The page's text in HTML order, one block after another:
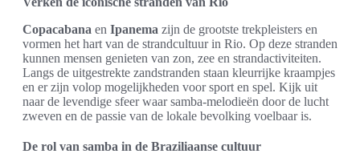
Copacabana en Ipanema zijn de grootste trekpleisters en
vormen het hart van de strandcultuur in Rio. Op deze stranden
kunnen mensen genieten van zon, zee en strandactiviteiten.
Langs de uitgestrekte zandstranden staan kleurrijke kraampjes
en er zijn volop mogelijkheden voor sport en spel. Kijk uit
naar de levendige sfeer waar samba-melodieën door de lucht
zweven en de passie van de lokale bevolking voelbaar is.
De rol van samba in de Braziliaanse cultuur